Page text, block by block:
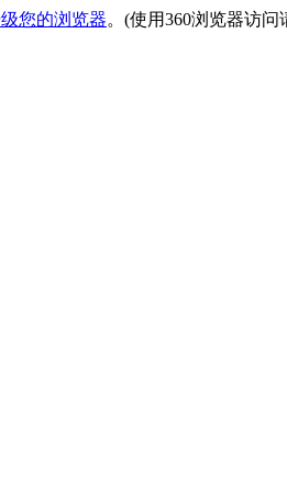
您的浏览器。(使用360浏览器访